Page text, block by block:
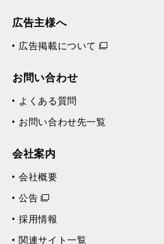
広告主様へ
広告掲載について
お問い合わせ
よくある質問
お問い合わせ先一覧
会社案内
会社概要
公告
採用情報
関連サイト一覧